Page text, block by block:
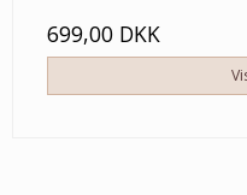
699,00 DKK